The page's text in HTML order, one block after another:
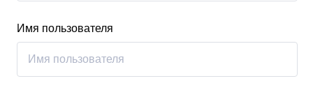
Имя пользователя